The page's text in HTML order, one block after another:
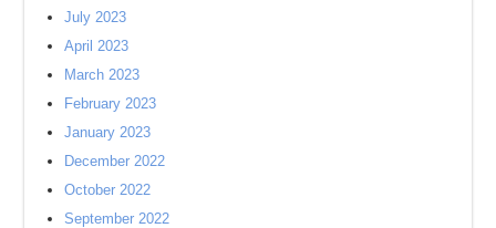
July 2023
April 2023
March 2023
February 2023
January 2023
December 2022
October 2022
September 2022